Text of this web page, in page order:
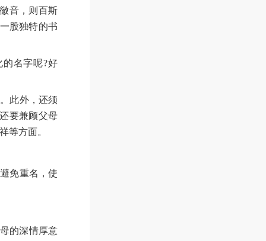
音，则百斯
股独特的书
名字呢?好
此外，还须
要兼顾父母
等方面。
免重名，使
的深情厚意